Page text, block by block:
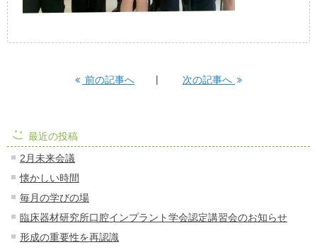
前の記事へ 次の記事へ
最近の投稿
2月未来会議
懐かしい時間
毎月の学びの場
臨床器材研究所口腔インプラント学会認定講習会のお知らせ
形成の重要性を再認識